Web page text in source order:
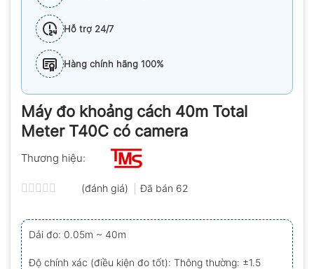
Hỗ trợ 24/7
Hàng chính hãng 100%
Máy đo khoảng cách 40m Total
Meter T40C có camera
Thương hiệu:
hạng
0.0
5
sao
(đánh giá) Đã bán 62
Dải đo: 0.05m ~ 40m
Độ chính xác (điều kiện đo tốt): Thông thường: ±1.5